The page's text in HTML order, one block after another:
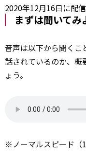
2020年12月16日に配信
まずは聞いてみ
音声は以下から聞くこ
話されているのか、概
ょう。
※ノーマルスピード（